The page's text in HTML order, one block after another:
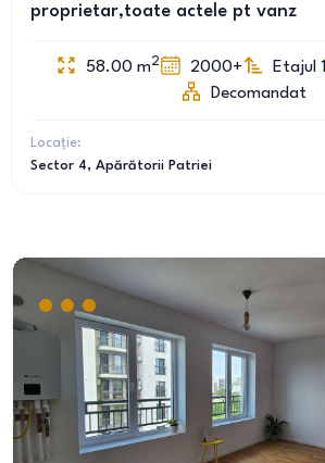
proprietar,toate actele pt vanz
58.00 m2 2000+ Etajul 1
Decomandat
Locație:
Sector 4, Apărătorii Patriei